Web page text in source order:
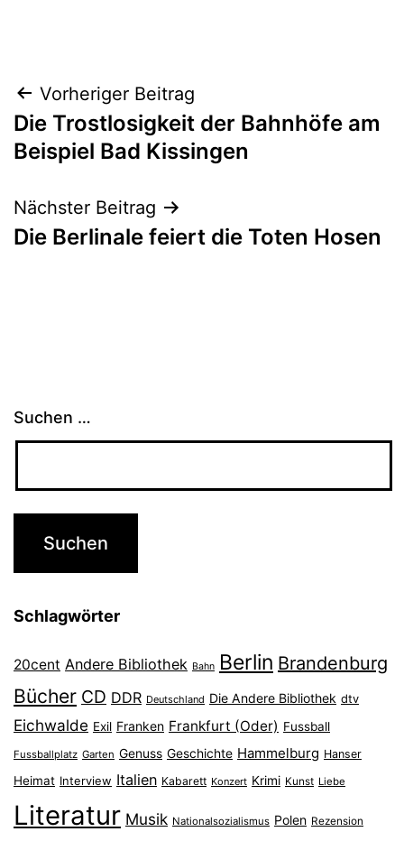
Beitragsnavigation
Vorheriger Beitrag
Die Trostlosigkeit der Bahnhöfe am
Beispiel Bad Kissingen
Nächster Beitrag
Die Berlinale feiert die Toten Hosen
Suchen …
Schlagwörter
20cent Andere Bibliothek Bahn Berlin Brandenburg
Bücher CD DDR Deutschland Die Andere Bibliothek dtv
Eichwalde Exil Franken Frankfurt (Oder) Fussball
Fussballplatz Garten Genuss Geschichte Hammelburg Hanser
Heimat Interview Italien Kabarett Konzert Krimi Kunst Liebe
Literatur Musik Nationalsozialismus Polen Rezension